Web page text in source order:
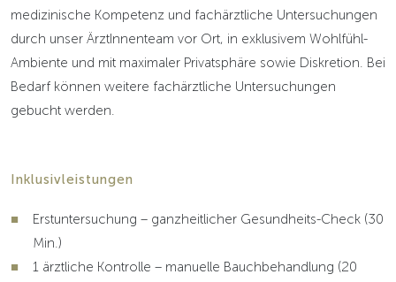
medizinische Kompetenz und fachärztliche Untersuchungen
durch unser ÄrztInnenteam vor Ort, in exklusivem Wohlfühl-
Ambiente und mit maximaler Privatsphäre sowie Diskretion. Bei
Bedarf können weitere fachärztliche Untersuchungen
gebucht werden.
Inklusivleistungen
Erstuntersuchung – ganzheitlicher Gesundheits-Check (30
Min.)
1 ärztliche Kontrolle – manuelle Bauchbehandlung (20